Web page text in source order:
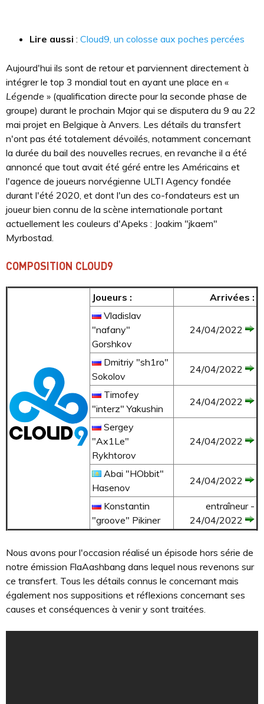
Lire aussi : Cloud9, un colosse aux poches percées
Aujourd'hui ils sont de retour et parviennent directement à
intégrer le top 3 mondial tout en ayant une place en «
Légende » (qualification directe pour la seconde phase de
groupe) durant le prochain Major qui se disputera du 9 au 22
mai projet en Belgique à Anvers. Les détails du transfert
n'ont pas été totalement dévoilés, notamment concernant
la durée du bail des nouvelles recrues, en revanche il a été
annoncé que tout avait été géré entre les Américains et
l'agence de joueurs norvégienne ULTI Agency fondée
durant l'été 2020, et dont l'un des co-fondateurs est un
joueur bien connu de la scène internationale portant
actuellement les couleurs d'Apeks : Joakim "jkaem"
Myrbostad.
COMPOSITION CLOUD9
Joueurs :
Arrivées :
Vladislav
"nafany"
Gorshkov
24/04/2022
Dmitriy "sh1ro"
Sokolov
24/04/2022
Timofey
"interz" Yakushin
24/04/2022
Sergey
"Ax1Le"
Rykhtorov
24/04/2022
Abai "HObbit"
Hasenov
24/04/2022
Konstantin
"groove" Pikiner
entraîneur -
24/04/2022
Nous avons pour l'occasion réalisé un épisode hors série de
notre émission FlaAashbang dans lequel nous revenons sur
ce transfert. Tous les détails connus le concernant mais
également nos suppositions et réflexions concernant ses
causes et conséquences à venir y sont traitées.